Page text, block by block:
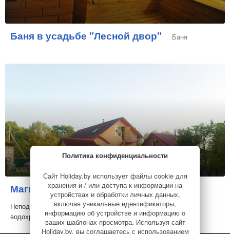
Баня в усадьбе "Лесной двор" Баня
Магнолия
Усадьба
Неподалеку от Могилева, прямо на берегу Тетеренского
водохранилища, расположилась уютная и гостеп...
Политика конфиденциальности
Сайт Holiday.by использует файлы cookie для
хранения и / или доступа к информации на
устройствах и обработки личных данных,
включая уникальные идентификаторы,
информацию об устройстве и информацию о
ваших шаблонах просмотра. Используя сайт
Holiday.by, вы соглашаетесь с использованием